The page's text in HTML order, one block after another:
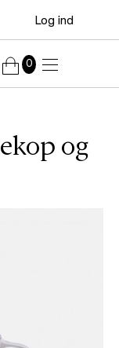
Log ind
0
og